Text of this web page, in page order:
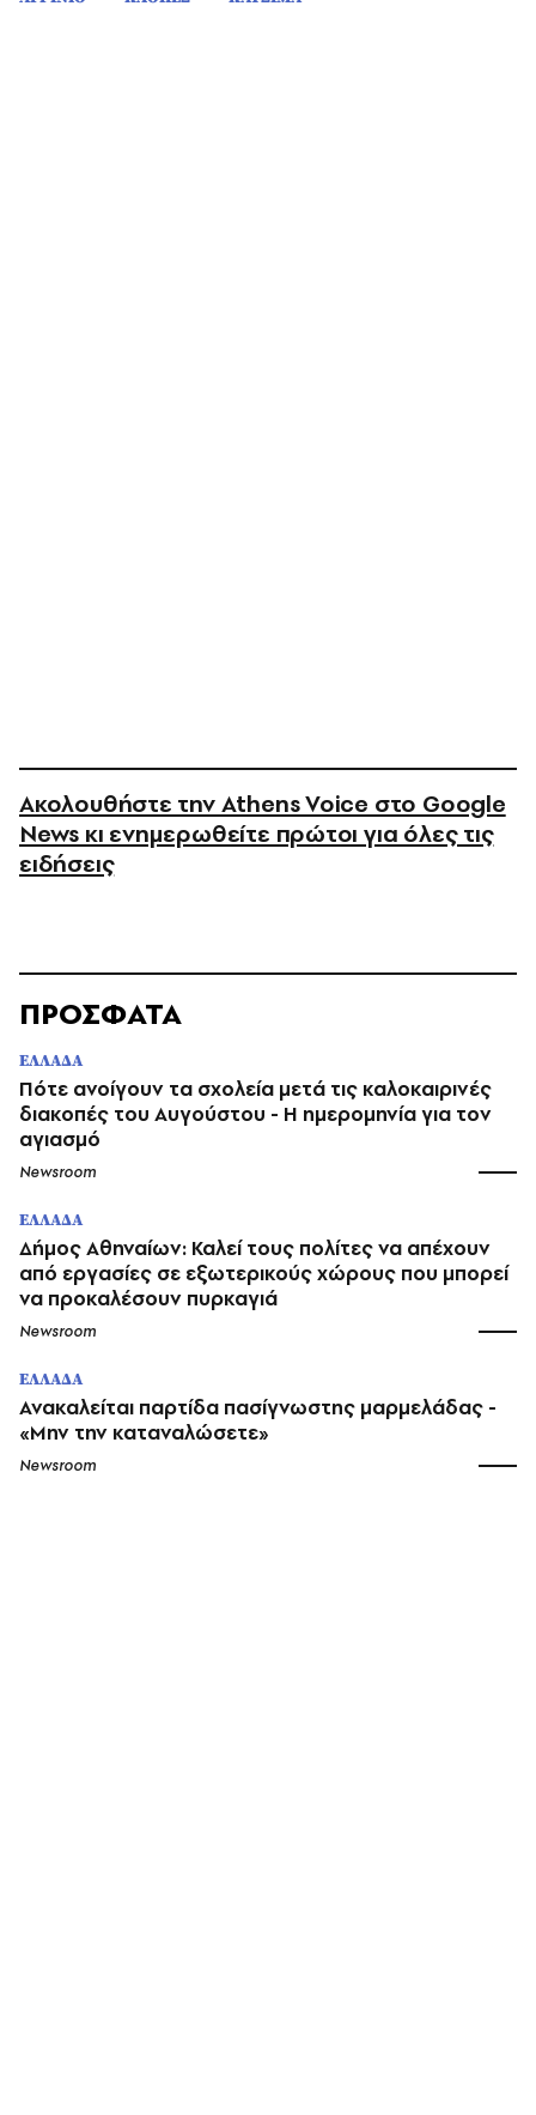
Ακολουθήστε την Athens Voice στο Google
News κι ενημερωθείτε πρώτοι για όλες τις
ειδήσεις
ΠΡΟΣΦΑΤΑ
ΕΛΛΑΔΑ
Πότε ανοίγουν τα σχολεία μετά τις καλοκαιρινές
διακοπές του Αυγούστου - Η ημερομηνία για τον
αγιασμό
Newsroom
ΕΛΛΑΔΑ
Δήμος Αθηναίων: Καλεί τους πολίτες να απέχουν
από εργασίες σε εξωτερικούς χώρους που μπορεί
να προκαλέσουν πυρκαγιά
Newsroom
ΕΛΛΑΔΑ
Ανακαλείται παρτίδα πασίγνωστης μαρμελάδας -
«Μην την καταναλώσετε»
Newsroom